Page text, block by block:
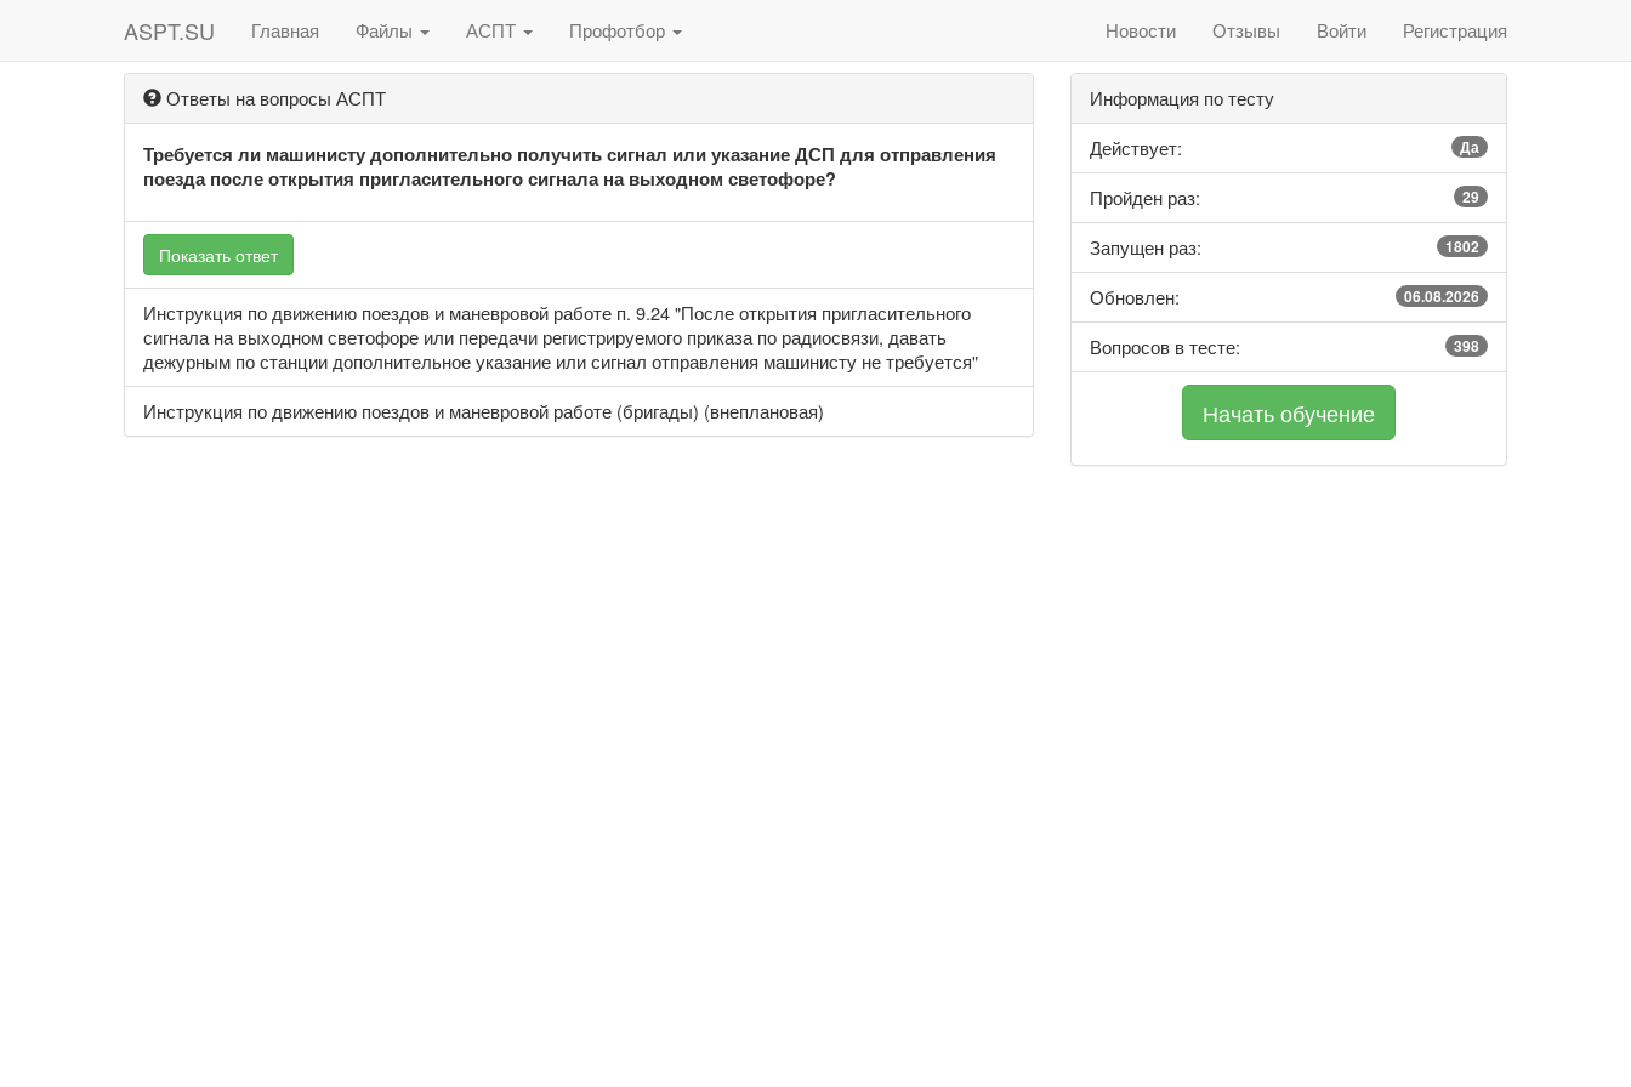
ASPT.SU Главная Файлы АСПТ Профотбор Новости Отзывы Войти Регистрация
Ответы на вопросы АСПТ
Требуется ли машинисту дополнительно получить сигнал или указание ДСП для отправления
поезда после открытия пригласительного сигнала на выходном светофоре?
Показать ответ
Инструкция по движению поездов и маневровой работе п. 9.24 "После открытия пригласительного
сигнала на выходном светофоре или передачи регистрируемого приказа по радиосвязи, давать
дежурным по станции дополнительное указание или сигнал отправления машинисту не требуется"
Инструкция по движению поездов и маневровой работе (бригады) (внеплановая)
Информация по тесту
Действует:
Да
Пройден раз: 29
Запущен раз: 1802
Обновлен: 06.08.2026
Вопросов в тесте: 398